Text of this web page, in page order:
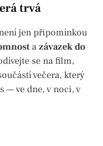
trvá
jen připomínkou
a závazek do
se na film,
večera, který
— ve dne, v noci, v